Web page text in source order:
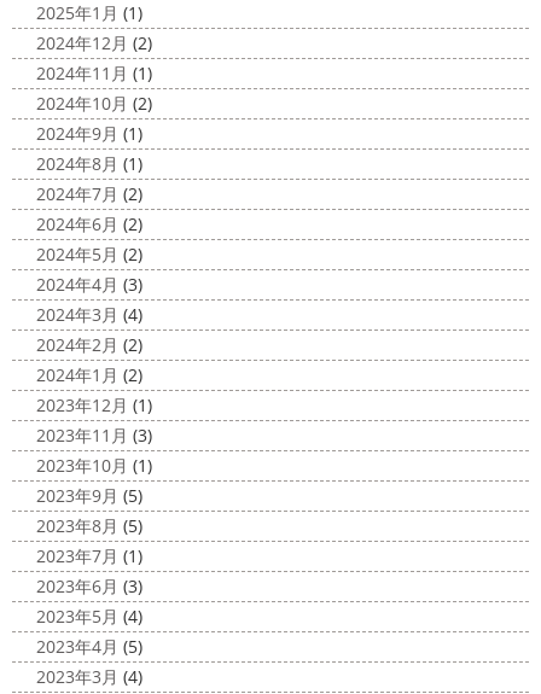
みなさんこんにちは(^O^)
が、みなさんはいかがお過ごしですか？
笑 先日、池袋の
サンシャイン水族館に行きました
外国人の方が多く、
館内はとても賑わっていました
ここの大きな水槽にはサ
...
今日は高圧洗浄が何故必要かについて説明させていただき
ます
塗装工事をお考えのお客様は長くなりますが、ぜ
ひ読んでみてくださいね
外壁や屋根の表面に塗装してで
きた塗膜は、毎日屋外で紫外線、雨風、排気ガスなどにさ
らされて ...
カ陽気になり過ごしやすくなりましたね
が来てました！！ でも、海なら ...
2020/11/19
海に行きたい…！！！＊湘南の外壁
塗装専門店＊
最近は暖かくて過ごしやすいお天気です
ね
弊社ライダーの脇祐史君はバリ島に行きました!! 私も
行きたいーーーーー!!! 写真が送られてきたら、またアップ
していきますね
ット
2020/11/12
朝活
＊湘南の外壁塗装専門店＊
小倉氏サーフィンにはまり中
今回は浩
さんも一緒に
３人で出発
波は小さい
けどお天気良くて気持ち～
まずは陸でのイメトレ 入水～
小倉氏ライド
で、すぐ立ててました
2020/11/10
HAPPY HALLOWEEN
＊湘南の
外壁塗装専門店＊
ちょっとご無沙汰してる間にもう11月も
10日が過ぎようとしていますね
2020年もあっとゆう間
に終わってしまう～
今年はコロナの影響で色々なイベン
トもなくなり淋しいですね… ですが、先日ブログでもお伝
2025年1月 (1)
2024年12月 (2)
2024年11月 (1)
2024年10月 (2)
2024年9月 (1)
2024年8月 (1)
2024年7月 (2)
2024年6月 (2)
2024年5月 (2)
2024年4月 (3)
2024年3月 (4)
2024年2月 (2)
2024年1月 (2)
2023年12月 (1)
2023年11月 (3)
2023年10月 (1)
2023年9月 (5)
2023年8月 (5)
2023年7月 (1)
2023年6月 (3)
2023年5月 (4)
2023年4月 (5)
2023年3月 (4)